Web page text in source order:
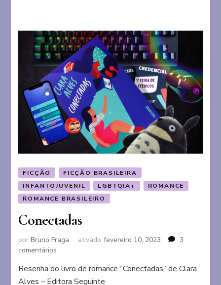
FICÇÃO
FICÇÃO BRASILEIRA
INFANTOJUVENIL
LGBTQIA+
ROMANCE
ROMANCE BRASILEIRO
Conectadas
porBruno Fraga ativado fevereiro 10, 2023
3
comentários
Resenha do livro de romance “Conectadas” de Clara
Alves – Editora Seguinte